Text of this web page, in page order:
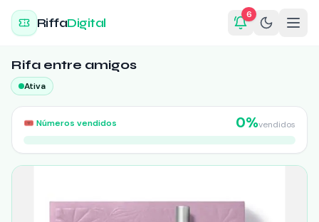
RiffaDigital
6
Rifa entre amigos
Ativa
🎟️ Números vendidos 0%vendidos